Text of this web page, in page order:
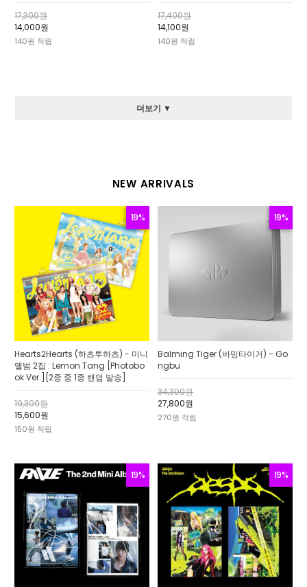
17,300원
14,000원
140원 적립
17,400원
14,100원
140원 적립
더보기 ▼
NEW ARRIVALS
19%
Hearts2Hearts (하츠투하츠) - 미니
앨범 2집 : Lemon Tang [Photobo
ok Ver.][2종 중 1종 랜덤 발송]
19,300원
15,600원
150원 적립
19%
Balming Tiger (바밍타이거) - Go
ngbu
34,300원
27,800원
270원 적립
19% 19%